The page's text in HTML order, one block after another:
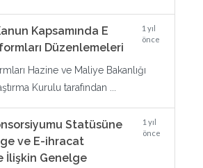
Kapsamında E
Düzenlemeleri
1 yıl
önce
Hazine ve Maliye Bakanlığı
Kurulu tarafından ...
Statüsüne
ve E-ihracat
İlişkin Genelge
1 yıl
önce